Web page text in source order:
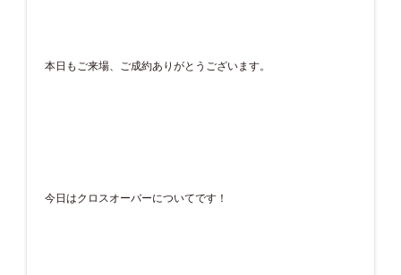
本日もご来場、ご成約ありがとうございます。
今日はクロスオーバーについてです！